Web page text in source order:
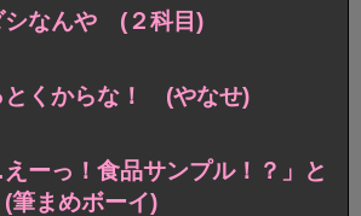
シなんや (２科目)
とくからな！ (やなせ)
ーっ！食品サンプル！？」と
まめボーイ)